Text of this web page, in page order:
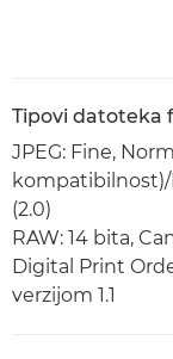
Tipovi datoteka
JPEG: Fine,
kompatibilnost)/
(2.0)
RAW: 14 bita,
Digital Print
verzijom 1.1